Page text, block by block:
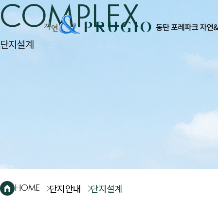
COMPLEX
단지설계
HOME 단지안내 단지설계